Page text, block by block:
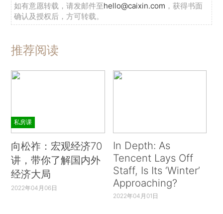
如有意愿转载，请发邮件至hello@caixin.com ，获得书面
确认及授权后，方可转载。
推荐阅读
私房课
向松祚：宏观经济70
讲，带你了解国内外
经济大局
2022年04月06日
In Depth: As
Tencent Lays Off
Staff, Is Its ‘Winter’
Approaching?
2022年04月01日